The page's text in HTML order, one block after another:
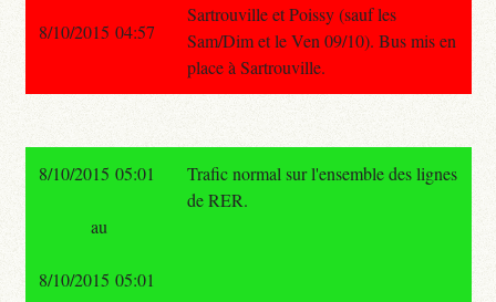
Sartrouville et Poissy (sauf les
Sam/Dim et le Ven 09/10). Bus mis en
place à Sartrouville.
8/10/2015 04:57
8/10/2015 05:01
Trafic normal sur l'ensemble des lignes
de RER.
au
8/10/2015 05:01